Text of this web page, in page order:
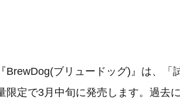
BrewDog(ブリュードッグ)』は、「
限定で3月中旬に発売します。過去